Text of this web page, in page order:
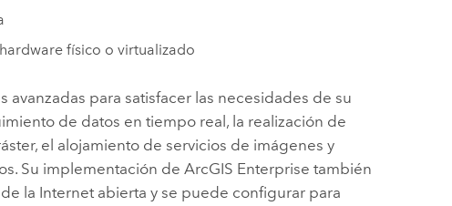
físico o virtualizado
para satisfacer las necesidades de su
de datos en tiempo real, la realización de
el alojamiento de servicios de imágenes y
Su implementación deArcGIS Enterprise también
la Internet abierta y se puede configurar para